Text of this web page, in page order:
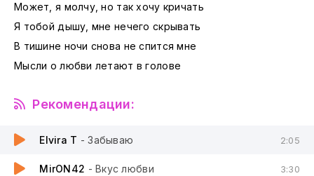
Может, я молчу, но так хочу кричать
Я тобой дышу, мне нечего скрывать
В тишине ночи снова не спится мне
Мысли о любви летают в голове
Рекомендации:
Elvira T - Забываю 2:05
MirON42 - Вкус любви 3:30